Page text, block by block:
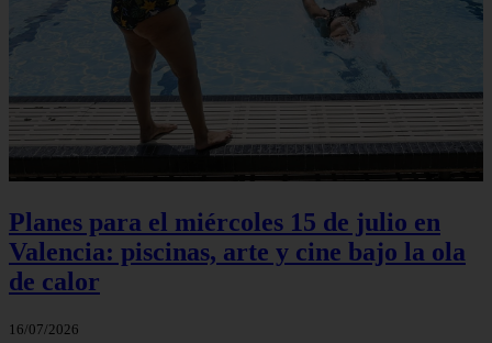
Planes para el miércoles 15 de julio en
Valencia: piscinas, arte y cine bajo la ola
de calor
16/07/2026